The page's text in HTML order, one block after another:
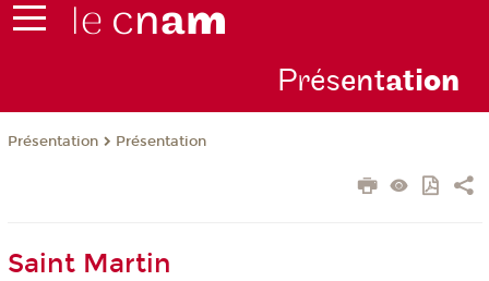
Présentation
Présentation Présentation
Saint Martin